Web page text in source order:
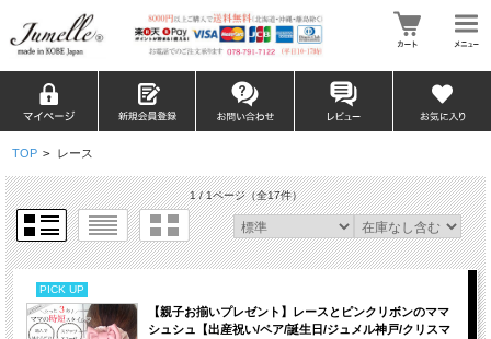
TOP > レース
1 / 1ページ（全17件）
PICK UP
【親子お揃いプレゼント】レースとピンクリボンのママ
シュシュ【出産祝い/ペア/誕生日/ジュメル神戸/クリスマ